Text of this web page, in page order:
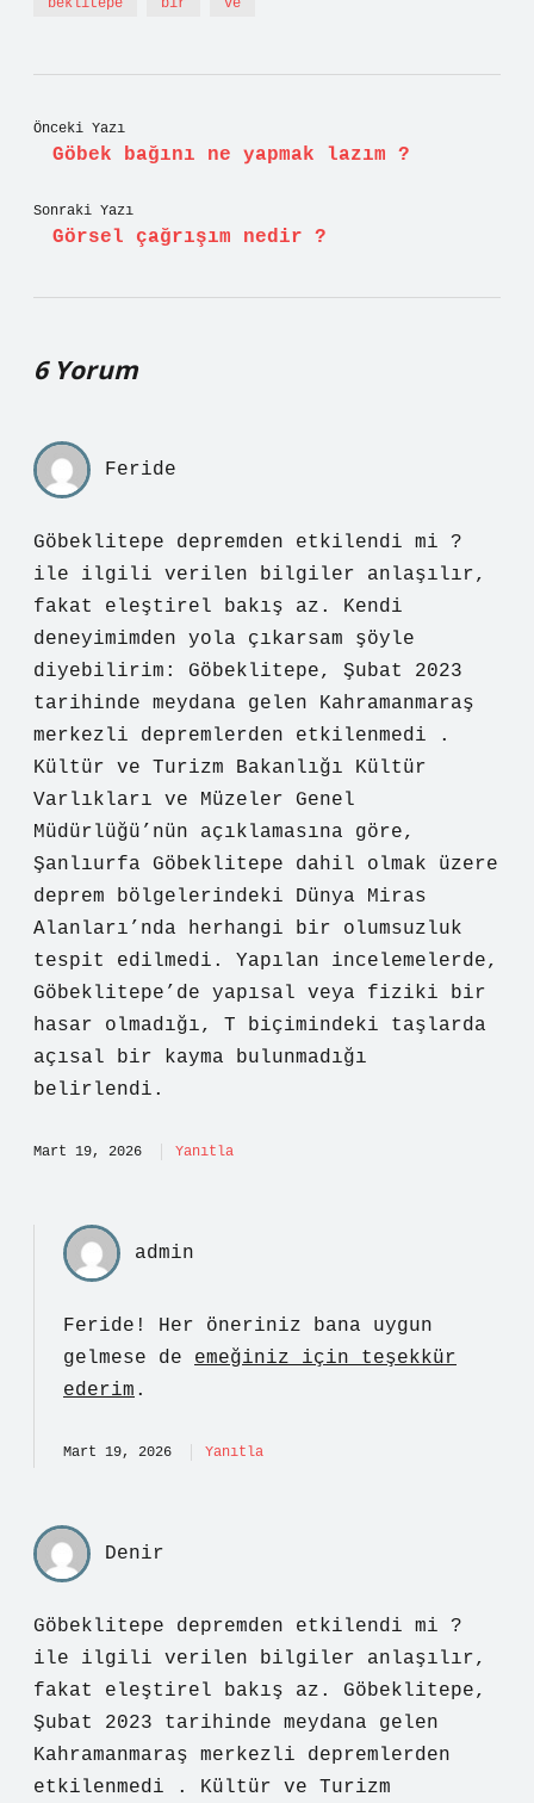
beklitepe bir ve
Önceki Yazı
Göbek bağını ne yapmak lazım ?
Sonraki Yazı
Görsel çağrışım nedir ?
6 Yorum
Feride
Göbeklitepe depremden etkilendi mi ?
ile ilgili verilen bilgiler anlaşılır,
fakat eleştirel bakış az. Kendi
deneyimimden yola çıkarsam şöyle
diyebilirim: Göbeklitepe, Şubat 2023
tarihinde meydana gelen Kahramanmaraş
merkezli depremlerden etkilenmedi .
Kültür ve Turizm Bakanlığı Kültür
Varlıkları ve Müzeler Genel
Müdürlüğü’nün açıklamasına göre,
Şanlıurfa Göbeklitepe dahil olmak üzere
deprem bölgelerindeki Dünya Miras
Alanları’nda herhangi bir olumsuzluk
tespit edilmedi. Yapılan incelemelerde,
Göbeklitepe’de yapısal veya fiziki bir
hasar olmadığı, T biçimindeki taşlarda
açısal bir kayma bulunmadığı
belirlendi.
Mart 19, 2026 Yanıtla
admin
Feride! Her öneriniz bana uygun
gelmese de emeğiniz için teşekkür
ederim .
Mart 19, 2026 Yanıtla
Denir
Göbeklitepe depremden etkilendi mi ?
ile ilgili verilen bilgiler anlaşılır,
fakat eleştirel bakış az. Göbeklitepe,
Şubat 2023 tarihinde meydana gelen
Kahramanmaraş merkezli depremlerden
etkilenmedi . Kültür ve Turizm